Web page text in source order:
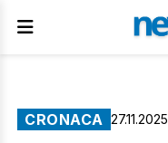
CRONACA 27.11.2025